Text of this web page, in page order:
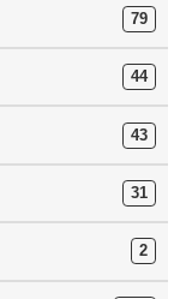
79
44
43
31
2